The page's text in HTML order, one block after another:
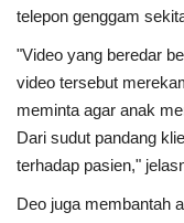
telepon genggam
"Video yang beredar
video tersebut
meminta agar anak
Dari sudut pandang
terhadap pasien,"
Deo juga membantah